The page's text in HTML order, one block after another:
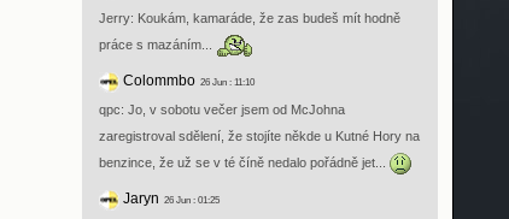
Jerry: Koukám, kamaráde, že zas budeš mít hodně
práce s mazáním...
Colommbo26 Jun : 11:10
qpc: Jo, v sobotu večer jsem od McJohna
zaregistroval sdělení, že stojíte někde u Kutné Hory na
benzince, že už se v té číně nedalo pořádně jet...
Jaryn 26 Jun : 01:25